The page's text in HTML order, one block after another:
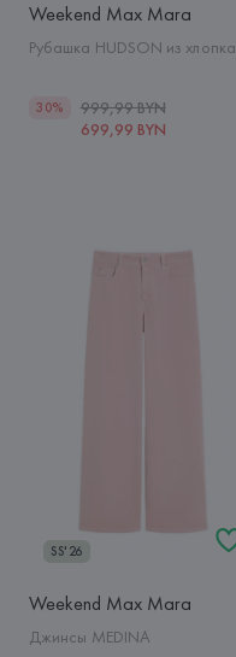
Weekend Max Mara
Рубашка HUDSON из хлопка
30%
999,99 BYN
699,99 BYN
SS'26
Weekend Max Mara
Джинсы MEDINA